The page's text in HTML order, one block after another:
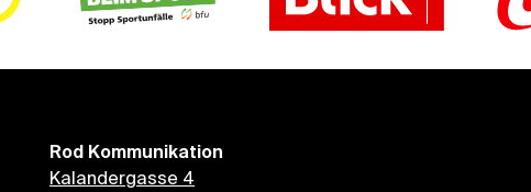
Rod Kommunikation
Kalandergasse 4